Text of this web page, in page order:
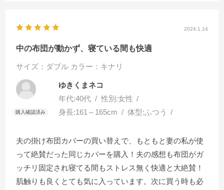
2024.1.14
中の布団が動かず、寝ている間も快適
サイズ：ダブル カラー：キナリ
ゆきくまネコ
年代:40代 性別:女性
身長:161～165cm 体型:ふつう
夫の掛け布団カバーの買い替えで、もともと妻の私が使
って絶賛だった同じカバーを購入！夫の感想も布団がガ
ッチリ固定され寝てる間もストレス無く快適と大絶賛！
肌触りも良くとても気に入っています。次に買う時も必